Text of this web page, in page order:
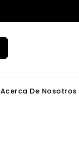
Acerca De Nosotros